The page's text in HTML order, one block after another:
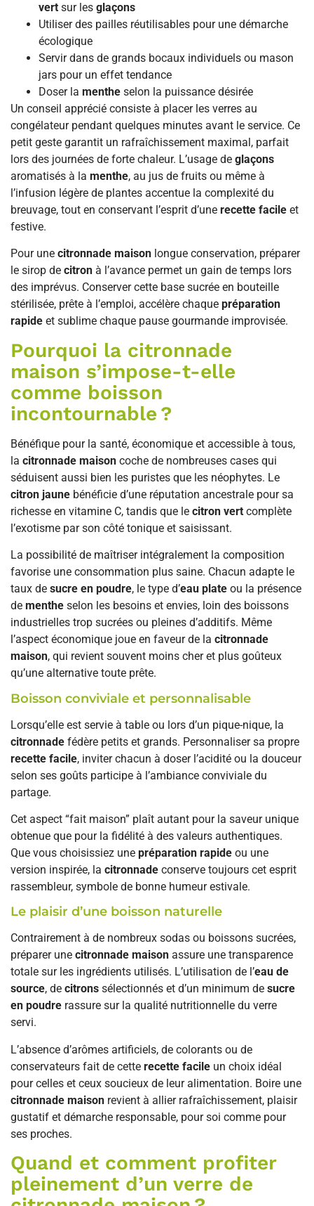
vert sur les glaçons
Utiliser des pailles réutilisables pour une démarche
écologique
Servir dans de grands bocaux individuels ou mason
jars pour un effet tendance
Doser la menthe selon la puissance désirée
Un conseil apprécié consiste à placer les verres au
congélateur pendant quelques minutes avant le service. Ce
petit geste garantit un rafraîchissement maximal, parfait
lors des journées de forte chaleur. L’usage de glaçons
aromatisés à la menthe, au jus de fruits ou même à
l’infusion légère de plantes accentue la complexité du
breuvage, tout en conservant l’esprit d’une recette facile et
festive.
Pour une citronnade maison longue conservation, préparer
le sirop de citron à l’avance permet un gain de temps lors
des imprévus. Conserver cette base sucrée en bouteille
stérilisée, prête à l’emploi, accélère chaque préparation
rapide et sublime chaque pause gourmande improvisée.
Pourquoi la citronnade
maison s’impose-t-elle
comme boisson
incontournable ?
Bénéfique pour la santé, économique et accessible à tous,
la citronnade maison coche de nombreuses cases qui
séduisent aussi bien les puristes que les néophytes. Le
citron jaune bénéficie d’une réputation ancestrale pour sa
richesse en vitamine C, tandis que le citron vert complète
l’exotisme par son côté tonique et saisissant.
La possibilité de maîtriser intégralement la composition
favorise une consommation plus saine. Chacun adapte le
taux de sucre en poudre, le type d’eau plate ou la présence
de menthe selon les besoins et envies, loin des boissons
industrielles trop sucrées ou pleines d’additifs. Même
l’aspect économique joue en faveur de la citronnade
maison, qui revient souvent moins cher et plus goûteux
qu’une alternative toute prête.
Boisson conviviale et personnalisable
Lorsqu’elle est servie à table ou lors d’un pique-nique, la
citronnade fédère petits et grands. Personnaliser sa propre
recette facile, inviter chacun à doser l’acidité ou la douceur
selon ses goûts participe à l’ambiance conviviale du
partage.
Cet aspect “fait maison” plaît autant pour la saveur unique
obtenue que pour la fidélité à des valeurs authentiques.
Que vous choisissiez une préparation rapide ou une
version inspirée, la citronnade conserve toujours cet esprit
rassembleur, symbole de bonne humeur estivale.
Le plaisir d’une boisson naturelle
Contrairement à de nombreux sodas ou boissons sucrées,
préparer une citronnade maison assure une transparence
totale sur les ingrédients utilisés. L’utilisation de l’eau de
source, de citrons sélectionnés et d’un minimum de sucre
en poudre rassure sur la qualité nutritionnelle du verre
servi.
L’absence d’arômes artificiels, de colorants ou de
conservateurs fait de cette recette facile un choix idéal
pour celles et ceux soucieux de leur alimentation. Boire une
citronnade maison revient à allier rafraîchissement, plaisir
gustatif et démarche responsable, pour soi comme pour
ses proches.
Quand et comment profiter
pleinement d’un verre de